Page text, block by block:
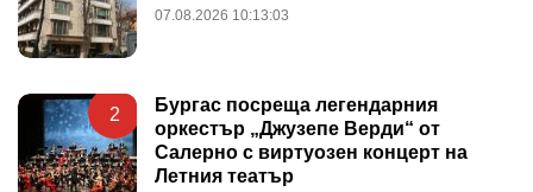
07.08.2026 10:13:03
2
Бургас посреща легендарния
оркестър „Джузепе Верди“ от
Салерно с виртуозен концерт на
Летния театър